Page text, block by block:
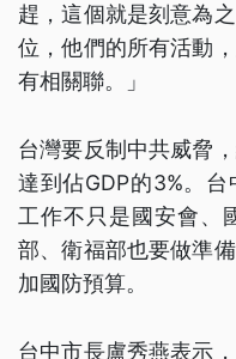
趕，這個就是刻意為
位，他們的所有活動
有相關聯。」
台灣要反制中共威脅
達到佔GDP的3%。
工作不只是國安會、
部、衛福部也要做準
加國防預算。
台中市長盧秀燕表示